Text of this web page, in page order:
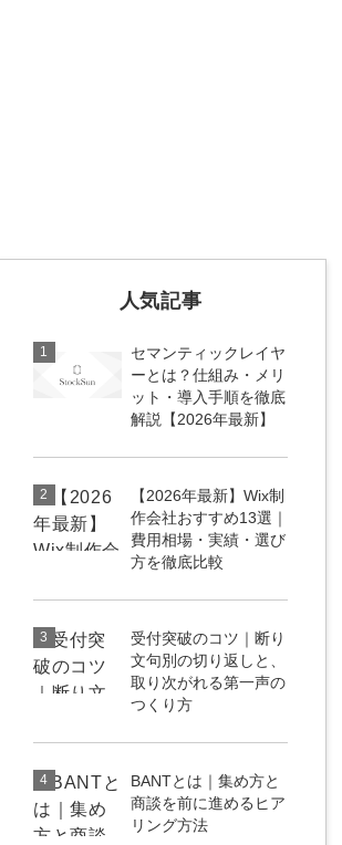
社内コンペ
営業改善特化の動画制作『動画でカリトルくん』
定額LINE運用代行『LINEマキトルくん』
定額制LP制作・改善『最強LP』
採用YouTubeチャンネル構築『トリトル』
YouTubeディレクター
人気記事
1
セマンティックレイヤ
ーとは？仕組み・メリ
ット・導入手順を徹底
解説【2026年最新】
2
【2026年最新】Wix制
作会社おすすめ13選｜
費用相場・実績・選び
方を徹底比較
3
受付突破のコツ｜断り
文句別の切り返しと、
取り次がれる第一声の
つくり方
4
BANTとは｜集め方と
商談を前に進めるヒア
リング方法